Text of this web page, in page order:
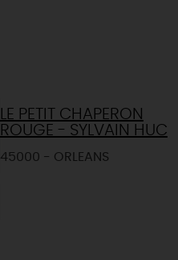
LE PETIT CHAPERON
ROUGE - SYLVAIN HUC
45000 - ORLEANS